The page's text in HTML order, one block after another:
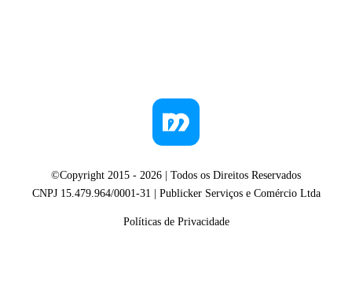
©Copyright 2015 - 2026 | Todos os Direitos Reservados
CNPJ 15.479.964/0001-31 | Publicker Serviços e Comércio Ltda
Políticas de Privacidade